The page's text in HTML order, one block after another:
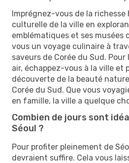
Imprégnez-vous de la
culturelle de la ville en
emblématiques et ses musées
vous un voyage culinaire à
saveurs de Corée du Sud.
air, échappez-vous à la ville et
découverte de la beauté
Corée du Sud. Que vous
en famille, la ville a quelque
Combien de jours sont
Séoul ?
Pour profiter pleinement de
devraient suffire. Cela vous